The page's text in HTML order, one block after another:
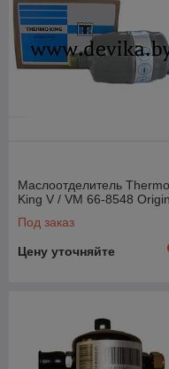
Маслоотделитель Thermo
King V / VM 66-8548
Под заказ
Цену уточняйте